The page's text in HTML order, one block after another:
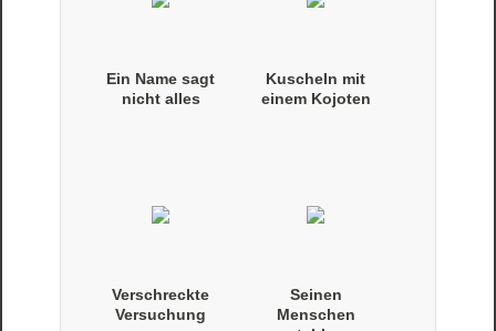
Ein Name sagt
nicht alles
Kuscheln mit
einem Kojoten
Verschreckte
Versuchung
Seinen
Menschen